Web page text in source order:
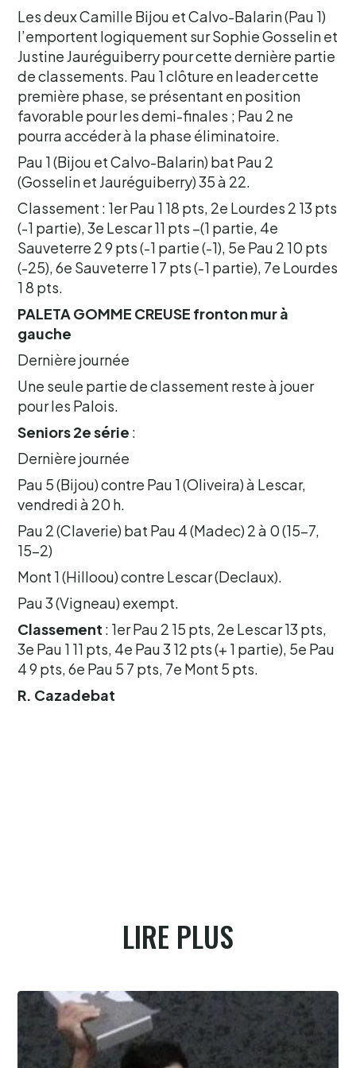
Les deux Camille Bijou et Calvo-Balarin (Pau 1)
l’emportent logiquement sur Sophie Gosselin et
Justine Jauréguiberry pour cette dernière partie
de classements. Pau 1 clôture en leader cette
première phase, se présentant en position
favorable pour les demi-finales ; Pau 2 ne
pourra accéder à la phase éliminatoire.
Pau 1 (Bijou et Calvo-Balarin) bat Pau 2
(Gosselin et Jauréguiberry) 35 à 22.
Classement : 1er Pau 1 18 pts, 2e Lourdes 2 13 pts
(-1 partie), 3e Lescar 11 pts –(1 partie, 4e
Sauveterre 2 9 pts (-1 partie (-1), 5e Pau 2 10 pts
(-25), 6e Sauveterre 1 7 pts (-1 partie), 7e Lourdes
1 8 pts.
PALETA GOMME CREUSE fronton mur à
gauche
Dernière journée
Une seule partie de classement reste à jouer
pour les Palois.
Seniors 2e série :
Dernière journée
Pau 5 (Bijou) contre Pau 1 (Oliveira) à Lescar,
vendredi à 20 h.
Pau 2 (Claverie) bat Pau 4 (Madec) 2 à 0 (15-7,
15-2)
Mont 1 (Hilloou) contre Lescar (Declaux).
Pau 3 (Vigneau) exempt.
Classement : 1er Pau 2 15 pts, 2e Lescar 13 pts,
3e Pau 1 11 pts, 4e Pau 3 12 pts (+ 1 partie), 5e Pau
4 9 pts, 6e Pau 5 7 pts, 7e Mont 5 pts.
R. Cazadebat
LIRE PLUS